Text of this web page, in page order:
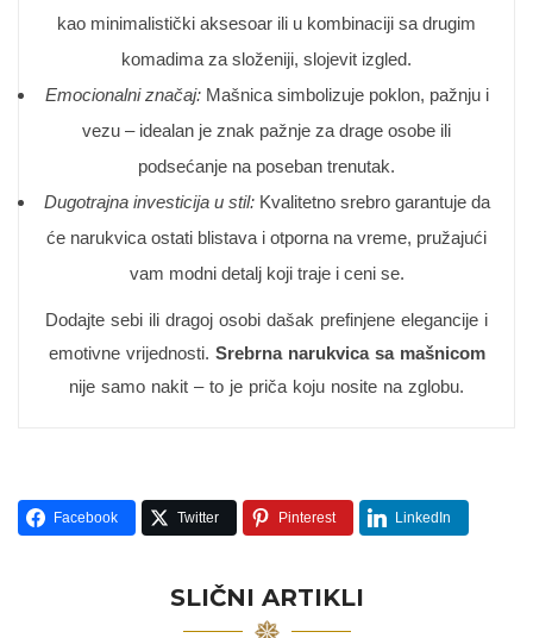
kao minimalistički aksesoar ili u kombinaciji sa drugim
komadima za složeniji, slojevit izgled.
Emocionalni značaj:Mašnica simbolizuje poklon, pažnju i
vezu – idealan je znak pažnje za drage osobe ili
podsećanje na poseban trenutak.
Dugotrajna investicija u stil:Kvalitetno srebro garantuje da
će narukvica ostati blistava i otporna na vreme, pružajući
vam modni detalj koji traje i ceni se.
Dodajte sebi ili dragoj osobi dašak prefinjene elegancije i
emotivne vrijednosti. Srebrna narukvica sa mašnicom
nije samo nakit – to je priča koju nosite na zglobu.
Facebook Twitter Pinterest LinkedIn
SLIČNI ARTIKLI